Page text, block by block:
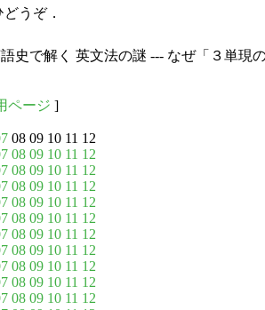
うぞ．
史で解く 英文法の謎 --- なぜ「３単現
ページ ]
08 09 10 11 12
08 09 10 11 12
08 09 10 11 12
08 09 10 11 12
08 09 10 11 12
08 09 10 11 12
08 09 10 11 12
08 09 10 11 12
08 09 10 11 12
08 09 10 11 12
08 09 10 11 12